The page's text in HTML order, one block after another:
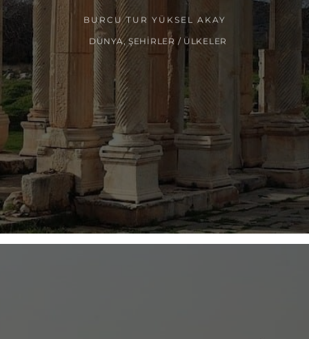
BURCU TUR YÜKSEL AKAY
DÜNYA,ŞEHIRLER / ÜLKELER